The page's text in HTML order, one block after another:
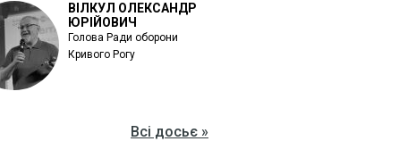
ВІЛКУЛ ОЛЕКСАНДР
ЮРІЙОВИЧ
Голова Ради оборони
Кривого Рогу
Всі досьє »